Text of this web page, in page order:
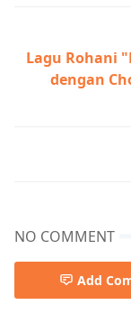
Lagu Rohani
dengan
NO COMMENT
Add